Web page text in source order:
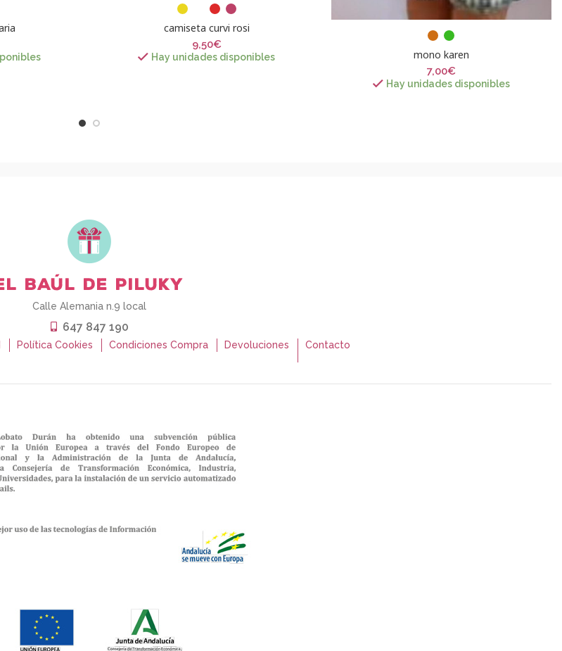
camiseta curvi rosi
9,50€
Hay unidades disponibles mono karen
7,00€
Hay unidades disponibles
Calle Alemania n.9 local
647 847 190
Política Cookies Condiciones Compra Devoluciones Contacto